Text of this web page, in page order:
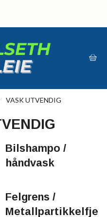
VASK UTVENDIG
Bilshampo /
håndvask
Felgrens /
Metallpartikkelfje